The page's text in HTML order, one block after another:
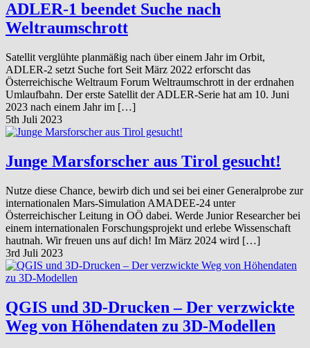
ADLER-1 beendet Suche nach
Weltraumschrott
Satellit verglühte planmäßig nach über einem Jahr im Orbit,
ADLER-2 setzt Suche fort Seit März 2022 erforscht das
Österreichische Weltraum Forum Weltraumschrott in der erdnahen
Umlaufbahn. Der erste Satellit der ADLER-Serie hat am 10. Juni
2023 nach einem Jahr im […]
5th Juli 2023
Junge Marsforscher aus Tirol gesucht!
Nutze diese Chance, bewirb dich und sei bei einer Generalprobe zur
internationalen Mars-Simulation AMADEE-24 unter
Österreichischer Leitung in OÖ dabei. Werde Junior Researcher bei
einem internationalen Forschungsprojekt und erlebe Wissenschaft
hautnah. Wir freuen uns auf dich! Im März 2024 wird […]
3rd Juli 2023
QGIS und 3D-Drucken – Der verzwickte
Weg von Höhendaten zu 3D-Modellen